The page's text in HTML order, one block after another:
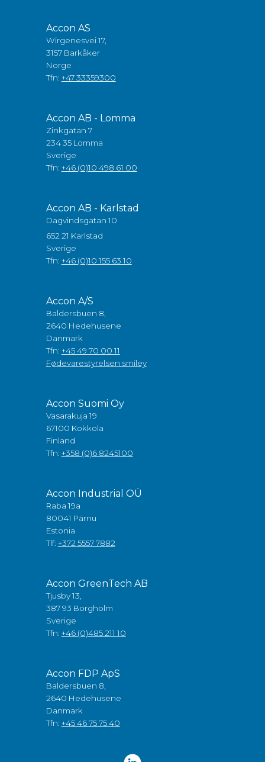
Accon AS
Wirgenesvei 17,
3157 Barkåker
Norge
Tfn: +47 33359300
Accon AB - Lomma
Zinkgatan 7
234 35 Lomma
Sverige
Tfn: +46 (0)10 498 61 00
Accon AB - Karlstad
Dagvindsgatan 10
652 21 Karlstad
Sverige
Tfn: +46 (0)10 155 63 10
Accon A/S
Baldersbuen 8,
2640 Hedehusene
Danmark
Tfn: +45 49 70 00 11
Fødevarestyrelsen smiley
Accon Suomi Oy
Vasarakuja 19
67100 Kokkola
Finland
Tfn: +358 (0)6 8245100
Accon Industrial OÜ
Raba 19a
80041 Pärnu
Estonia
Tlf: +372 5557 7882
Accon GreenTech AB
Tjusby 13,
387 93 Borgholm
Sverige
Tfn: +46 (0)485 211 10
Accon FDP ApS
Baldersbuen 8,
2640 Hedehusene
Danmark
Tfn: +45 46 75 75 40